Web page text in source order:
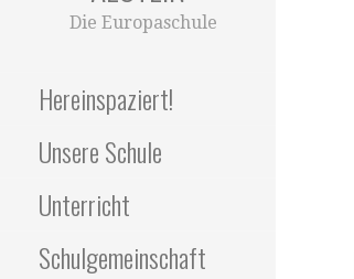
Die Europaschule
Hereinspaziert!
Unsere Schule
Unterricht
Schulgemeinschaft